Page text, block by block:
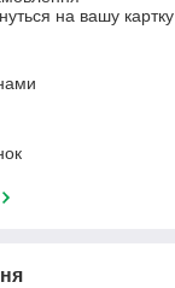
на вашу картку